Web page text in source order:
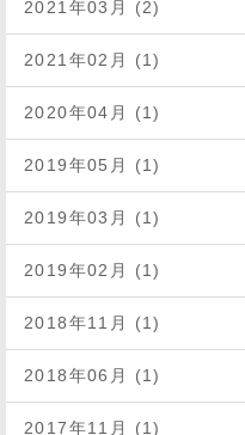
2021年03月 (2)
2021年02月 (1)
2020年04月 (1)
2019年05月 (1)
2019年03月 (1)
2019年02月 (1)
2018年11月 (1)
2018年06月 (1)
2017年11月 (1)